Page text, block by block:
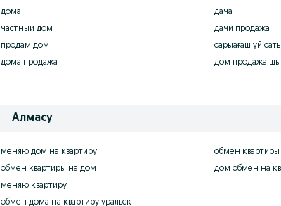
дома
частный дом
продам дом
дома продажа
дача
дачи продажа
сарыағаш үй
дом продажа
Алмасу
меняю дом на квартиру
обмен квартиры на дом
меняю квартиру
обмен дома на квартиру уральск
обмен квартиры
дом обмен на